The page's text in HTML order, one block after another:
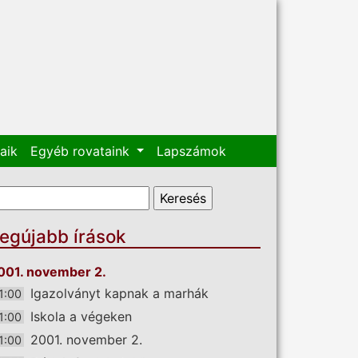
Egyéb rovataink Lapszámok
űrlap
írások
november 2.
Igazolványt kapnak a marhák
Iskola a végeken
2001. november 2.